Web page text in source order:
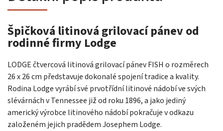
Špičková litinová grilovací pánev od
rodinné firmy Lodge
LODGE čtvercová litinová grilovací pánev FISH o rozměrech
26 x 26 cm představuje dokonalé spojení tradice a kvality.
Rodina Lodge vyrábí své prvotřídní litinové nádobí ve svých
slévárnách v Tennessee již od roku 1896, a jako jediný
americký výrobce litinového nádobí pokračuje v odkazu
založeném jejich pradědem Josephem Lodge.